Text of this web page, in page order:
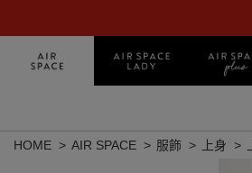
HOME AIR SPACE 服飾 上身